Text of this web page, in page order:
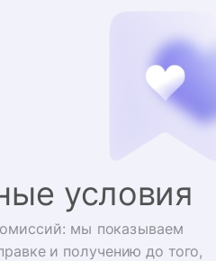
условия
мы показываем
и получению до того,